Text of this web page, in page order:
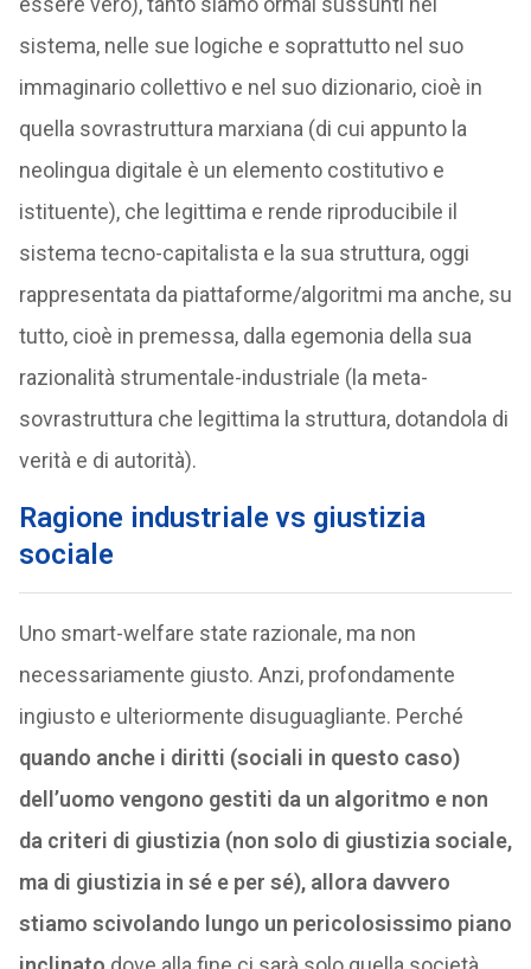
sistema, nelle sue logiche e soprattutto nel suo
immaginario collettivo e nel suo dizionario, cioè in
quella sovrastruttura marxiana (di cui appunto la
neolingua digitale è un elemento costitutivo e
istituente), che legittima e rende riproducibile il
sistema tecno-capitalista e la sua struttura, oggi
rappresentata da piattaforme/algoritmi ma anche, su
tutto, cioè in premessa, dalla egemonia della sua
razionalità strumentale-industriale (la meta-
sovrastruttura che legittima la struttura, dotandola di
verità e di autorità).
Ragione industriale vs giustizia
sociale
Uno smart-welfare state razionale, ma non
necessariamente giusto. Anzi, profondamente
ingiusto e ulteriormente disuguagliante. Perché
quando anche i diritti (sociali in questo caso)
dell’uomo vengono gestiti da un algoritmo e non
da criteri di giustizia (non solo di giustizia sociale,
ma di giustizia in sé e per sé), allora davvero
stiamo scivolando lungo un pericolosissimo piano